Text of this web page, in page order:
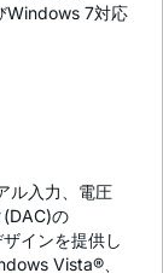
Windows 7対応
ル入力、電圧
(DAC)の
インを提供し
Vista®、